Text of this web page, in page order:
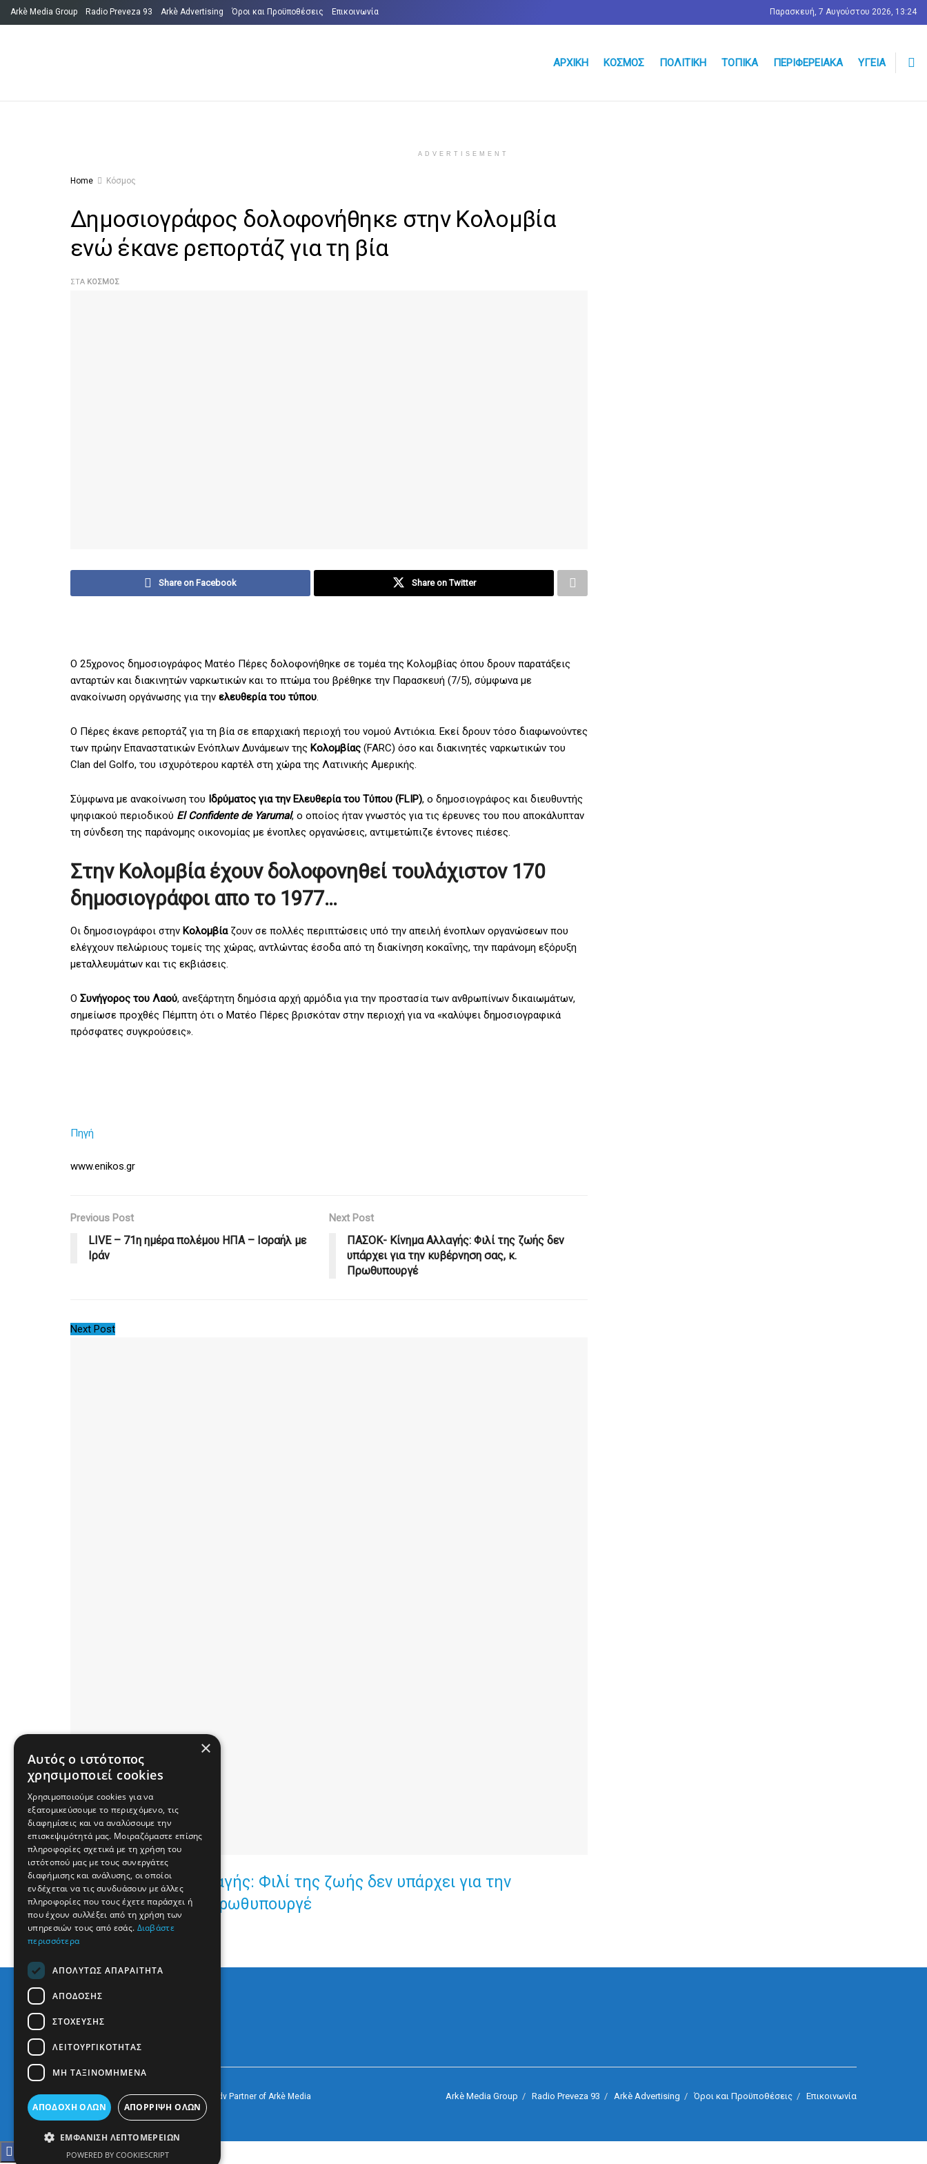
Arkè Media Group Radio Preveza 93 Arkè Advertising Όροι και Προϋποθέσεις Επικοινωνία Παρασκευή, 7 Αυγούστου 2026, 13:24
ΑΡΧΙΚΉ ΚΌΣΜΟΣ ΠΟΛΙΤΙΚΉ ΤΟΠΙΚΆ ΠΕΡΙΦΕΡΕΙΑΚΆ ΥΓΕΊΑ
ADVERTISEMENT
Home Κόσμος
Δημοσιογράφος δολοφονήθηκε στην Κολομβία
ενώ έκανε ρεπορτάζ για τη βία
ΣΤΑ ΚΌΣΜΟΣ
Share on Facebook Share on Twitter
Ο 25χρονος δημοσιογράφος Ματέο Πέρες δολοφονήθηκε σε τομέα της Κολομβίας όπου δρουν παρατάξεις
ανταρτών και διακινητών ναρκωτικών και το πτώμα του βρέθηκε την Παρασκευή (7/5), σύμφωνα με
ανακοίνωση οργάνωσης για την ελευθερία του τύπου.
Ο Πέρες έκανε ρεπορτάζ για τη βία σε επαρχιακή περιοχή του νομού Αντιόκια. Εκεί δρουν τόσο διαφωνούντες
των πρώην Επαναστατικών Ενόπλων Δυνάμεων της Κολομβίας (FARC) όσο και διακινητές ναρκωτικών του
Clan del Golfo, του ισχυρότερου καρτέλ στη χώρα της Λατινικής Αμερικής.
Σύμφωνα με ανακοίνωση του Ιδρύματος για την Ελευθερία του Τύπου (FLIP), ο δημοσιογράφος και διευθυντής
ψηφιακού περιοδικού El Confidente de Yarumal, ο οποίος ήταν γνωστός για τις έρευνες του που αποκάλυπταν
τη σύνδεση της παράνομης οικονομίας με ένοπλες οργανώσεις, αντιμετώπιζε έντονες πιέσες.
Στην Κολομβία έχουν δολοφονηθεί τουλάχιστον 170
δημοσιογράφοι απο το 1977…
Οι δημοσιογράφοι στην Κολομβίαζουν σε πολλές περιπτώσεις υπό την απειλή ένοπλων οργανώσεων που
ελέγχουν πελώριους τομείς της χώρας, αντλώντας έσοδα από τη διακίνηση κοκαΐνης, την παράνομη εξόρυξη
μεταλλευμάτων και τις εκβιάσεις.
Ο Συνήγορος του Λαού, ανεξάρτητη δημόσια αρχή αρμόδια για την προστασία των ανθρωπίνων δικαιωμάτων,
σημείωσε προχθές Πέμπτη ότι ο Ματέο Πέρες βρισκόταν στην περιοχή για να «καλύψει δημοσιογραφικά
πρόσφατες συγκρούσεις».
Πηγή
www.enikos.gr
Previous Post
LIVE – 71η ημέρα πολέμου ΗΠΑ – Ισραήλ με
Ιράν
Next Post
ΠΑΣΟΚ- Κίνημα Αλλαγής: Φιλί της ζωής δεν
υπάρχει για την κυβέρνηση σας, κ.
Πρωθυπουργέ
Next Post
ΠΑΣΟΚ- Κίνημα Αλλαγής: Φιλί της ζωής δεν υπάρχει για την
κυβέρνηση σας, κ. Πρωθυπουργέ
Arkè Media Group Radio Preveza 93 Arkè Advertising Όροι και Προϋποθέσεις Επικοινωνία
© 2022PrevezapostInspired byArkè Adv Partner of Arkè Media
×
Αυτός ο ιστότοπος
χρησιμοποιεί cookies
Χρησιμοποιούμε cookies για να
εξατομικεύσουμε το περιεχόμενο, τις
διαφημίσεις και να αναλύσουμε την
επισκεψιμότητά μας. Μοιραζόμαστε επίσης
πληροφορίες σχετικά με τη χρήση του
ιστότοπού μας με τους συνεργάτες
διαφήμισης και ανάλυσης, οι οποίοι
ενδέχεται να τις συνδυάσουν με άλλες
πληροφορίες που τους έχετε παράσχει ή
που έχουν συλλέξει από τη χρήση των
υπηρεσιών τους από εσάς. Διαβάστε
περισσότερα
ΑΠΟΛΎΤΩΣ ΑΠΑΡΑΊΤΗΤΑ
ΑΠΌΔΟΣΗΣ
ΣΤΌΧΕΥΣΗΣ
ΛΕΙΤΟΥΡΓΙΚΌΤΗΤΑΣ
ΜΗ ΤΑΞΙΝΟΜΗΜΈΝΑ
ΑΠΟΔΟΧΉ ΌΛΩΝ ΑΠΌΡΡΙΨΗ ΌΛΩΝ
ΕΜΦΆΝΙΣΗ ΛΕΠΤΟΜΕΡΕΙΏΝ
POWERED BY COOKIESCRIPT